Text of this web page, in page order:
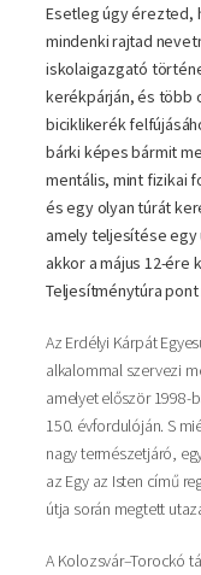
Esetleg úgy érezted,
mindenki rajtad
iskolaigazgató
kerékpárján, és több
biciklikerék
bárki képes bármit
mentális, mint fizikai
és egy olyan túrát
amely teljesítése
akkor a május 12-ére
Teljesítménytúra
Az Erdélyi Kárpát
alkalommal szervezi
amelyet először 1998-
150. évfordulóján. S
nagy természetjáró,
az Egy az Isten című
útja során megtett
A Kolozsvár–Torockó